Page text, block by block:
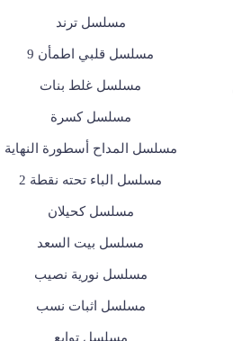
مسلسل ترند
مسلسل قلبي اطمأن 9
مسلسل غلط بنات
مسلسل كسرة
مسلسل المداح أسطورة النهاية
مسلسل الباء تحته نقطة 2
مسلسل كحيلان
مسلسل بيت السعد
مسلسل نورية نصيب
مسلسل اثبات نسب
مسلسل توابع